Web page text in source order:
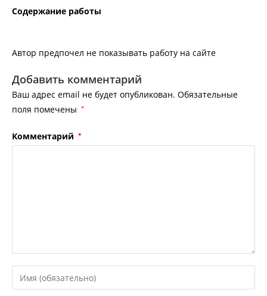
Содержание работы
Автор предпочел не показывать работу на сайте
Добавить комментарий
Ваш адрес email не будет опубликован. Обязательные
поля помечены *
Комментарий *
Введите
свое